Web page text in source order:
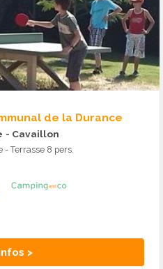
de la Durance
- Cavaillon
- Terrasse 8 pers.
>